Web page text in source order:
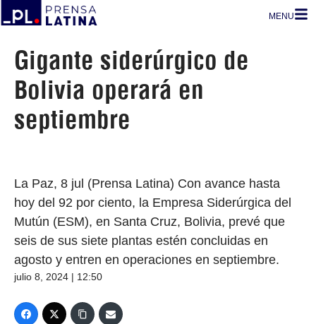
MENU
Gigante siderúrgico de
Bolivia operará en
septiembre
La Paz, 8 jul (Prensa Latina) Con avance hasta
hoy del 92 por ciento, la Empresa Siderúrgica del
Mutún (ESM), en Santa Cruz, Bolivia, prevé que
seis de sus siete plantas estén concluidas en
agosto y entren en operaciones en septiembre.
julio 8, 2024 | 12:50